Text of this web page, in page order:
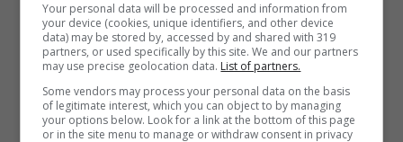
Acqua prima di andare a letto (SulmonaOggi.it)
Capire quando e quanto bere è tanto
importante quanto riconoscere i segnali
Your personal data will be processed and information from
your device (cookies, unique identifiers, and other device
data) may be stored by, accessed by and shared with 319
partners, or used specifically by this site. We and our partners
may use precise geolocation data. List of partners.
Some vendors may process your personal data on the basis
of legitimate interest, which you can object to by managing
your options below. Look for a link at the bottom of this page
or in the site menu to manage or withdraw consent in privacy